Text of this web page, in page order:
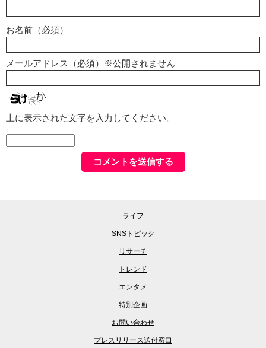
お名前（必須）
メールアドレス（必須）※公開されません
上に表示された文字を入力してください。
ライフ
SNSトピック
リサーチ
トレンド
エンタメ
特別企画
お問い合わせ
プレスリリース送付窓口